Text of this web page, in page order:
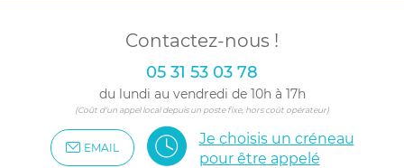
Contactez-nous !
05 31 53 03 78
du lundi au vendredi de 10h à 17h
(Coût d'un appel local depuis un poste fixe, hors coût opérateur)
EMAIL
Je choisis un créneau
pour être appelé